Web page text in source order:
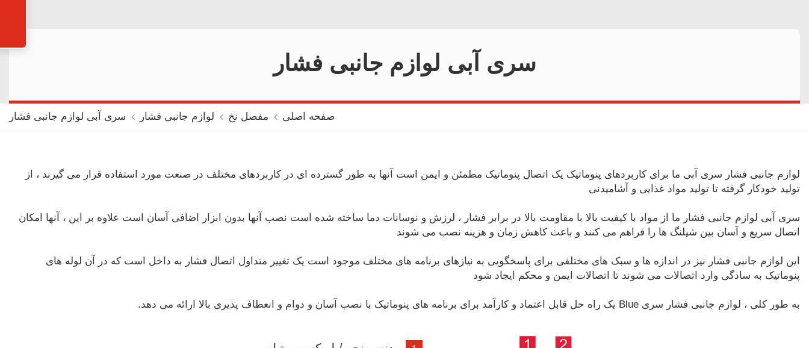
سری آبی لوازم جانبی فشار
سری آبی لوازم جانبی فشار لوازم جانبی فشار مفصل نخ صفحه اصلی
لوازم جانبی فشار سری آبی ما برای کاربردهای پنوماتیک یک اتصال پنوماتیک مطمئن و ایمن است آنها به طور گسترده ای در کاربردهای مختلف در صنعت مورد استفاده قرار می گیرند ، از
تولید خودکار گرفته تا تولید مواد غذایی و آشامیدنی
سری آبی لوازم جانبی فشار ما از مواد با کیفیت بالا با مقاومت بالا در برابر فشار ، لرزش و نوسانات دما ساخته شده است نصب آنها بدون ابزار اضافی آسان است علاوه بر این ، آنها امکان
اتصال سریع و آسان بین شیلنگ ها را فراهم می کنند و باعث کاهش زمان و هزینه نصب می شوند
این لوازم جانبی فشار نیز در اندازه ها و سبک های مختلفی برای پاسخگویی به نیازهای برنامه های مختلف موجود است یک تغییر متداول اتصال فشار به داخل است که در آن لوله های
پنوماتیک به سادگی وارد اتصالات می شوند تا اتصالات ایمن و محکم ایجاد شود
به طور کلی ، لوازم جانبی فشار سری Blue یک راه حل قابل اعتماد و کارآمد برای برنامه های پنوماتیک با نصب آسان و دوام و انعطاف پذیری بالا ارائه می دهد.